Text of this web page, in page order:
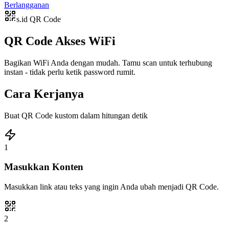
Berlangganan
s.id QR Code
QR Code Akses WiFi
Bagikan WiFi Anda dengan mudah. Tamu scan untuk terhubung
instan - tidak perlu ketik password rumit.
Cara Kerjanya
Buat QR Code kustom dalam hitungan detik
1
Masukkan Konten
Masukkan link atau teks yang ingin Anda ubah menjadi QR Code.
2